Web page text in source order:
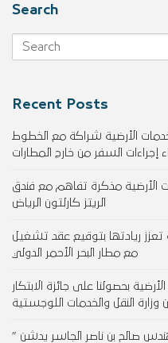
Search
Recent Posts
الأرضية شراكة مع الخطوط
إجراءات السفر من خارج المطارات
الأرضية مذكرة تفاهم مع فندق
الريتز كارلتون الرياض
تعزز ريادتها بتوقيع عقد تشغيل
مع مطار البحر الأحمر الدولي
بحصولنا على جائزة الابتكار
صالح بن ناصر الجاسر يدشن ”